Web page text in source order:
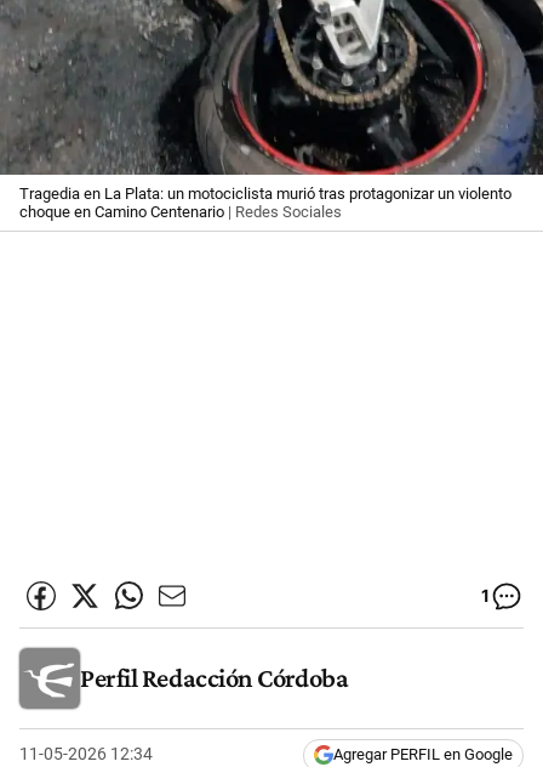
Tragedia en La Plata: un motociclista murió tras protagonizar un violento
choque en Camino Centenario | Redes Sociales
1
Perfil Redacción Córdoba
11-05-2026 12:34 Agregar PERFIL en Google